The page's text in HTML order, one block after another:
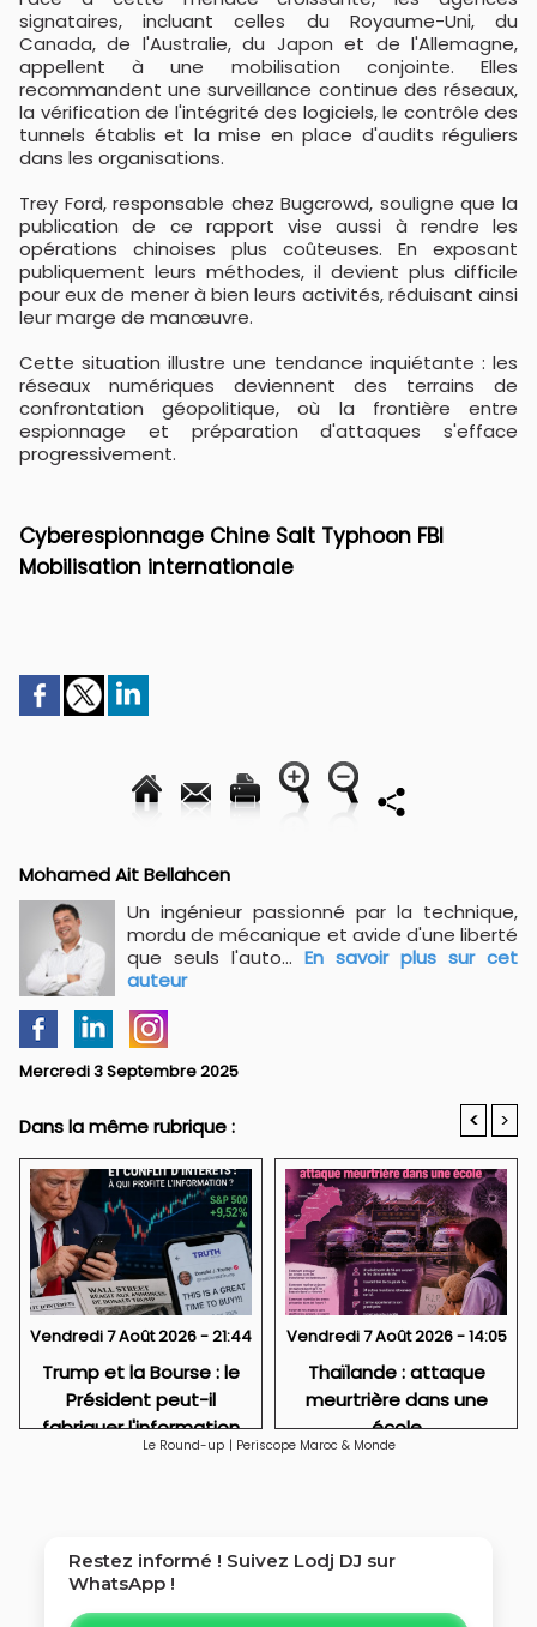
signataires, incluant celles du Royaume-Uni, du
Canada, de l'Australie, du Japon et de l'Allemagne,
appellent à une mobilisation conjointe. Elles
recommandent une surveillance continue des réseaux,
la vérification de l'intégrité des logiciels, le contrôle des
tunnels établis et la mise en place d'audits réguliers
dans les organisations.
Trey Ford, responsable chez Bugcrowd, souligne que la
publication de ce rapport vise aussi à rendre les
opérations chinoises plus coûteuses. En exposant
publiquement leurs méthodes, il devient plus difficile
pour eux de mener à bien leurs activités, réduisant ainsi
leur marge de manœuvre.
Cette situation illustre une tendance inquiétante : les
réseaux numériques deviennent des terrains de
confrontation géopolitique, où la frontière entre
espionnage et préparation d'attaques s'efface
progressivement.
Cyberespionnage Chine Salt Typhoon FBI
Mobilisation internationale
Mohamed Ait Bellahcen
Un ingénieur passionné par la technique,
mordu de mécanique et avide d'une liberté
que seuls l'auto... En savoir plus sur cet
auteur
Mercredi 3 Septembre 2025
Dans la même rubrique : < >
Vendredi 7 Août 2026 - 21:44
Trump et la Bourse : le
Président peut-il
fabriquer l'information
qui fait gagner Wall
Vendredi 7 Août 2026 - 14:05
Thaïlande : attaque
meurtrière dans une
école
Le Round-up | Periscope Maroc & Monde
Restez informé ! Suivez Lodj DJ sur
WhatsApp !